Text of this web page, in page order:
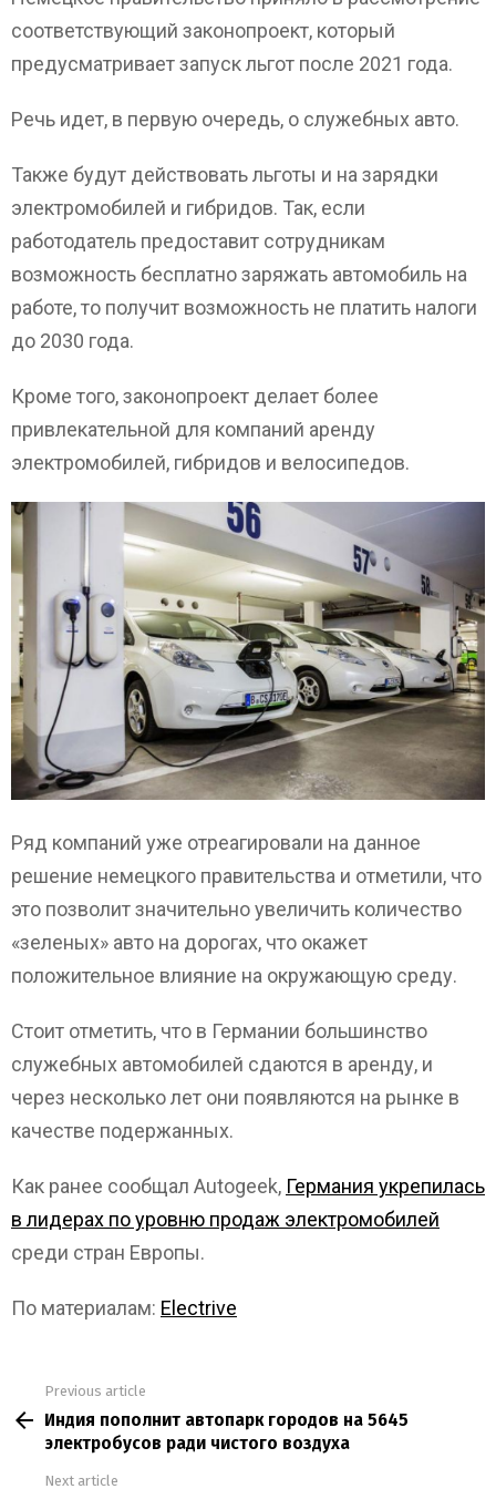
соответствующий законопроект, который
предусматривает запуск льгот после 2021 года.
Речь идет, в первую очередь, о служебных авто.
Также будут действовать льготы и на зарядки
электромобилей и гибридов. Так, если
работодатель предоставит сотрудникам
возможность бесплатно заряжать автомобиль на
работе, то получит возможность не платить налоги
до 2030 года.
Кроме того, законопроект делает более
привлекательной для компаний аренду
электромобилей, гибридов и велосипедов.
Ряд компаний уже отреагировали на данное
решение немецкого правительства и отметили, что
это позволит значительно увеличить количество
«зеленых» авто на дорогах, что окажет
положительное влияние на окружающую среду.
Стоит отметить, что в Германии большинство
служебных автомобилей сдаются в аренду, и
через несколько лет они появляются на рынке в
качестве подержанных.
Как ранее сообщал Autogeek, Германия укрепилась
в лидерах по уровню продаж электромобилей
среди стран Европы.
По материалам: Electrive
more
Previous article
Индия пополнит автопарк городов на 5645
электробусов ради чистого воздуха
Next article